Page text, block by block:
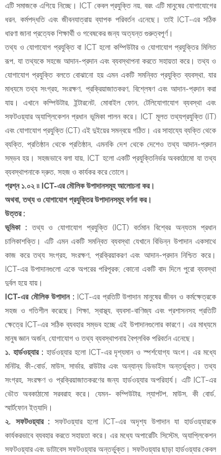
এটি সমাজকে এগিয়ে নিচ্ছে। ICT কেবল প্রযুক্তি নয়, বরং এটি মানুষের যোগাযোগের
ধরন, কর্মপদ্ধতি এবং জীবনযাত্রায় ব্যাপক পরিবর্তন এনেছে। তাই ICT-এর সঠিক
ধারণা জানা প্রত্যেক শিক্ষার্থী ও গবেষকের জন্য অত্যন্ত গুরুত্বপূর্ণ।
​তথ্য ও যোগাযোগ প্রযুক্তি বা ICT হলো কম্পিউটার ও যোগাযোগ প্রযুক্তির মিলিত
রূপ, যা তথ্যকে সহজে আদান-প্রদান এবং ব্যবস্থাপনা করতে সহায়তা করে। তথ্য ও
যোগাযোগ প্রযুক্তি বলতে বোঝানো হয় এমন একটি সমন্বিত প্রযুক্তি ব্যবস্থা, যার
মাধ্যমে তথ্য সংগ্রহ, সংরক্ষণ, প্রক্রিয়াজাতকরণ, বিশ্লেষণ এবং আদান-প্রদান করা
যায়। এখানে কম্পিউটার, ইন্টারনেট, মোবাইল ফোন, টেলিযোগাযোগ ব্যবস্থা এবং
সফটওয়্যার অ্যাপ্লিকেশন প্রধান ভূমিকা পালন করে। ICT মূলত তথ্যপ্রযুক্তি (IT)
এবং যোগাযোগ প্রযুক্তি (CT) এই দুইয়ের সমন্বয়ে গঠিত। এর সাহায্যে ব্যক্তি থেকে
ব্যক্তি, প্রতিষ্ঠান থেকে প্রতিষ্ঠান, এমনকি দেশ থেকে দেশেও তথ্য আদান-প্রদান
সম্ভব হয়। সহজভাবে বলা যায়, ICT হলো একটি প্রযুক্তিনির্ভর অবকাঠামো যা তথ্য
ব্যবস্থাপনাকে দ্রুত, সহজ ও কার্যকর করে তোলে।
​প্রশ্ন ১.০২ ৷৷ ICT-এর মৌলিক উপাদানসমূহ আলোচনা কর।
অথবা, তথ্য ও যোগাযোগ প্রযুক্তির উপাদানসমূহ বর্ণনা কর।
উত্তর :
ভূমিকা : তথ্য ও যোগাযোগ প্রযুক্তি (ICT) বর্তমান বিশ্বের অন্যতম প্রধান
চালিকাশক্তি। এটি এমন একটি সমন্বিত ব্যবস্থা যেখানে বিভিন্ন উপাদান একসাথে
কাজ করে তথ্য সংগ্রহ, সংরক্ষণ, প্রক্রিয়াকরণ এবং আদান-প্রদান নিশ্চিত করে।
ICT-এর উপাদানগুলো একে অপরের পরিপূরক; কোনো একটি বাদ দিলে পুরো ব্যবস্থা
দুর্বল হয়ে যায়।
ICT-এর মৌলিক উপাদান : ICT-এর প্রতিটি উপাদান মানুষের জীবন ও কর্মক্ষেত্রকে
সহজ ও গতিশীল করেছে। শিক্ষা, স্বাস্থ্য, ব্যবসা-বাণিজ্য এবং প্রশাসনসহ প্রতিটি
ক্ষেত্রে ICT-এর সঠিক ব্যবহার সম্ভব হচ্ছে এই উপাদানগুলোর কারণে। এর মাধ্যমে
মানুষ জ্ঞান অর্জন, যোগাযোগ ও তথ্য ব্যবস্থাপনায় বৈপ্লবিক পরিবর্তন এনেছে।
​১. হার্ডওয়্যার : হার্ডওয়্যার হলো ICT-এর দৃশ্যমান ও স্পর্শযোগ্য অংশ। এর মধ্যে
মনিটর, কী-বোর্ড, মাউস, সার্ভার, রাউটার এবং অন্যান্য ডিভাইস অন্তর্ভুক্ত। তথ্য
সংগ্রহ, সংরক্ষণ ও প্রক্রিয়াজাতকরণের জন্য হার্ডওয়্যার অপরিহার্য। এটি ICT-এর
ভৌত অবকাঠামো সরবরাহ করে। যেমন- কম্পিউটার, ল্যাপটপ, মাউস, কী বোর্ড,
স্মার্টফোন ইত্যাদি।
​২. সফটওয়্যার : সফটওয়্যার হলো ICT-এর অদৃশ্য উপাদান যা হার্ডওয়্যারকে
কার্যকরভাবে ব্যবহার করতে সহায়তা করে। এর মধ্যে অপারেটিং সিস্টেম, অ্যাপ্লিকেশন
সফটওয়্যার এবং ডাটাবেস সফটওয়্যার অন্তর্ভুক্ত। সফটওয়্যার ছাড়া হার্ডওয়্যার কেবল